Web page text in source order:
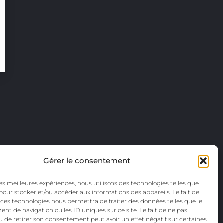
Gérer le consentement
meilleures expériences, nous utilisons des technologies telles que
stocker et/ou accéder aux informations des appareils. Le fait de
technologies nous permettra de traiter des données telles que le
de navigation ou les ID uniques sur ce site. Le fait de ne pas
de retirer son consentement peut avoir un effet négatif sur certaines